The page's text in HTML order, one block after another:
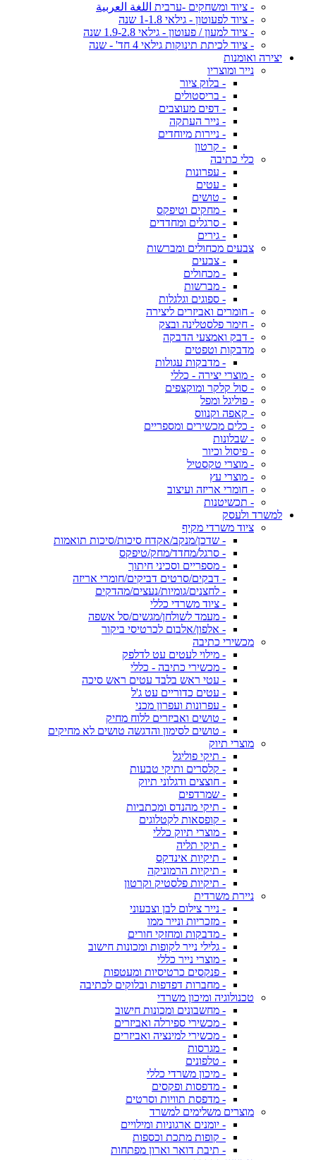
- ציוד ומשחקים -ערבית اللغة العربية
- ציוד לפעוטון - גילאי 1-1.8 שנה
- ציוד למעון / פעוטון - גילאי 1.9-2.8 שנה
- ציוד לכיתת תינוקות גילאי 4 חד' - שנה
יצירה ואומנות
נייר ומוצריו
- בלוק ציור
- בריסטולים
- דפים מעוצבים
- נייר העתקה
- ניירות מיוחדים
- קרטון
כלי כתיבה
- עפרונות
- עטים
- טושים
- מחקים וטיפקס
- סרגלים ומחדדים
- גירים
צבעים מכחולים ומברשות
- צבעים
- מכחולים
- מברשות
- ספוגים וגלגלות
- חומרים ואביזרים ליצירה
- חימר פלסטלינה ובצק
- דבק ואמצעי הדבקה
מדבקות וטפטים
- מדבקות עגולות
- מוצרי יצירה - כללי
- סול קלקר ומוקצפים
- פוליגל ומפל
- קאפה וקנווס
- כלים מכשירים ומספריים
- שבלונות
- פיסול וכיור
- מוצרי טקסטיל
- מוצרי עץ
- חומרי אריזה ועיצוב
- תכשיטנות
למשרד ולעסק
ציוד משרדי מקיף
- שדכן/מנקב/אקדח סיכות/סיכות תואמות
- סרגל/מחדד/מחק/טיפקס
- מספריים וסכיני חיתוך
- דבקים/סרטים דביקים/חומרי אריזה
- לחצנים/גומיות/נעצים/מהדקים
- ציוד משרדי כללי
- מעמד לשולחן/מגשים/סל אשפה
- אלפון/אלבום לכרטיסי ביקור
מכשירי כתיבה
- מילוי לעטים עט לדלפק
- מכשירי כתיבה - כללי
- עטי ראש בלבד עטים ראש סיכה
- עטים כדוריים עט ג'ל
- עפרונות ועפרון מכני
- טושים ואביזרים ללוח מחיק
- טושים לסימון והדגשה טושים לא מחיקים
מוצרי תיוק
- תיקי פוליגל
- קלסרים ותיקי טבעות
- חוצצים ודגלוני תיוק
- שמרדפים
- תיקי מהנדס ומכתביות
- קופסאות לקטלוגים
- מוצרי תיוק כללי
- תיקי תליה
- תיקיות אינדקס
- תיקיות הרמוניקה
- תיקיות פלסטיק וקרטון
ניירת משרדית
- נייר צילום לבן וצבעוני
- מזכריות ונייר ממו
- מדבקות ומחזקי חורים
- גלילי נייר לקופות ומכונות חישוב
- מוצרי נייר כללי
- פנקסים כרטיסיות ומעטפות
- מחברות דפדפות ובלוקים לכתיבה
טכנולוגיה ומיכון משרדי
- מחשבונים ומכונות חישוב
- מכשירי ספירלה ואביזרים
- מכשירי למינציה ואביזרים
- מגרסות
- טלפונים
- מיכון משרדי כללי
- מדפסות ופקסים
- מדפסת תוויות וסרטים
מוצרים משלימים למשרד
- יומנים ארגוניות ומילויים
- קופות מתכת וכספות
- תיבת דואר וארון מפתחות